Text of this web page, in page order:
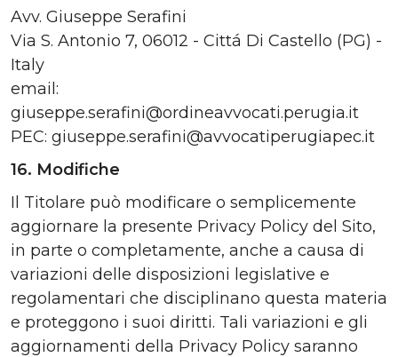
Avv. Giuseppe Serafini
Via S. Antonio 7, 06012 - Cittá Di Castello (PG) -
Italy
email:
giuseppe.serafini@ordineavvocati.perugia.it
PEC: giuseppe.serafini@avvocatiperugiapec.it
16. Modifiche
Il Titolare può modificare o semplicemente
aggiornare la presente Privacy Policy del Sito,
in parte o completamente, anche a causa di
variazioni delle disposizioni legislative e
regolamentari che disciplinano questa materia
e proteggono i suoi diritti. Tali variazioni e gli
aggiornamenti della Privacy Policy saranno